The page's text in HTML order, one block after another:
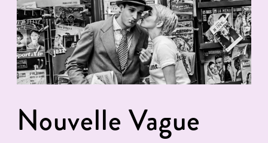
Nouvelle Vague